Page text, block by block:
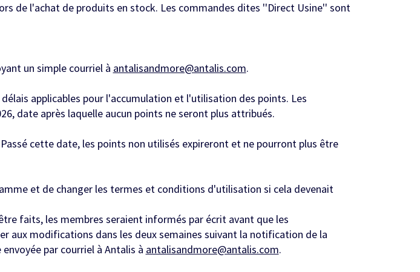
de l'achat de produits en stock. Les commandes dites ''Direct Usine'' sont
un simple courriel à antalisandmore@antalis.com.
applicables pour l'accumulation et l'utilisation des points. Les
date après laquelle aucun points ne seront plus attribués.
cette date, les points non utilisés expireront et ne pourront plus être
et de changer les termes et conditions d'utilisation si cela devenait
faits, les membres seraient informés par écrit avant que les
aux modifications dans les deux semaines suivant la notification de la
par courriel à Antalis à antalisandmore@antalis.com.